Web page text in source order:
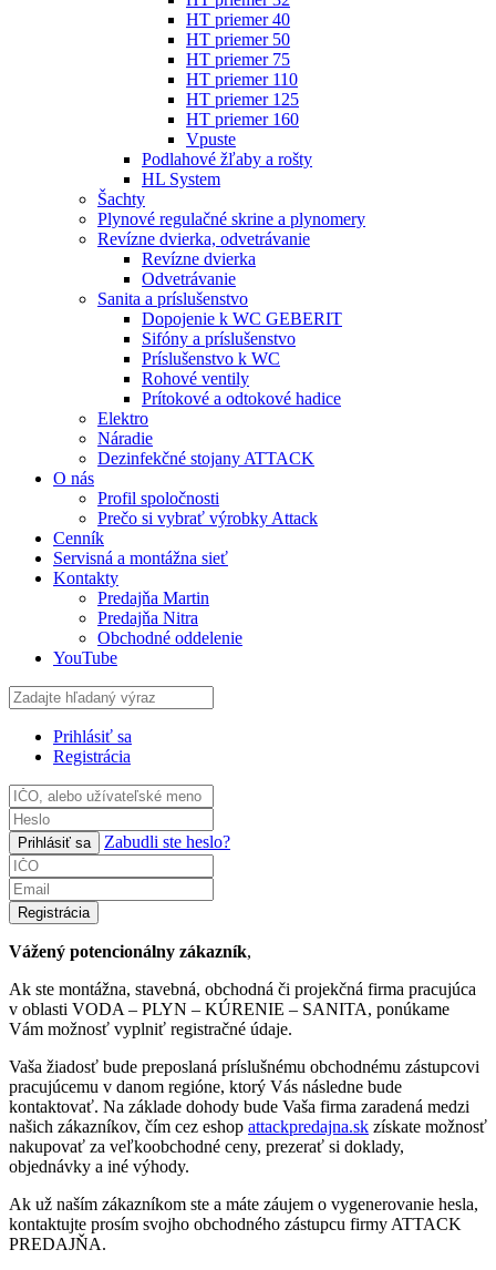
HT priemer 40
HT priemer 50
HT priemer 75
HT priemer 110
HT priemer 125
HT priemer 160
Vpuste
Podlahové žľaby a rošty
HL System
Šachty
Plynové regulačné skrine a plynomery
Revízne dvierka, odvetrávanie
Revízne dvierka
Odvetrávanie
Sanita a príslušenstvo
Dopojenie k WC GEBERIT
Sifóny a príslušenstvo
Príslušenstvo k WC
Rohové ventily
Prítokové a odtokové hadice
Elektro
Náradie
Dezinfekčné stojany ATTACK
O nás
Profil spoločnosti
Prečo si vybrať výrobky Attack
Cenník
Servisná a montážna sieť
Kontakty
Predajňa Martin
Predajňa Nitra
Obchodné oddelenie
YouTube
Prihlásiť sa
Registrácia
Prihlásiť sa Zabudli ste heslo?
Registrácia
Vážený potencionálny zákazník,
Ak ste montážna, stavebná, obchodná či projekčná firma pracujúca
v oblasti VODA – PLYN – KÚRENIE – SANITA, ponúkame
Vám možnosť vyplniť registračné údaje.
Vaša žiadosť bude preposlaná príslušnému obchodnému zástupcovi
pracujúcemu v danom regióne, ktorý Vás následne bude
kontaktovať. Na základe dohody bude Vaša firma zaradená medzi
našich zákazníkov, čím cez eshop attackpredajna.sk získate možnosť
nakupovať za veľkoobchodné ceny, prezerať si doklady,
objednávky a iné výhody.
Ak už naším zákazníkom ste a máte záujem o vygenerovanie hesla,
kontaktujte prosím svojho obchodného zástupcu firmy ATTACK
PREDAJŇA.